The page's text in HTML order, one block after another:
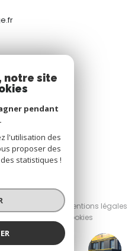
- Langon
droits réservés
Mentions légales
Cookies
notre site
pendant
l'utilisation des
proposer des
statistiques !